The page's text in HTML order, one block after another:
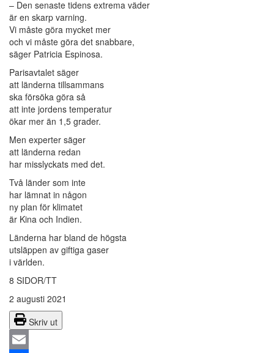
– Den senaste tidens extrema väder
är en skarp varning.
Vi måste göra mycket mer
och vi måste göra det snabbare,
säger Patricia Espinosa.
Parisavtalet säger
att länderna tillsammans
ska försöka göra så
att inte jordens temperatur
ökar mer än 1,5 grader.
Men experter säger
att länderna redan
har misslyckats med det.
Två länder som inte
har lämnat in någon
ny plan för klimatet
är Kina och Indien.
Länderna har bland de högsta
utsläppen av giftiga gaser
i världen.
8 SIDOR/TT
2 augusti 2021
Skriv ut